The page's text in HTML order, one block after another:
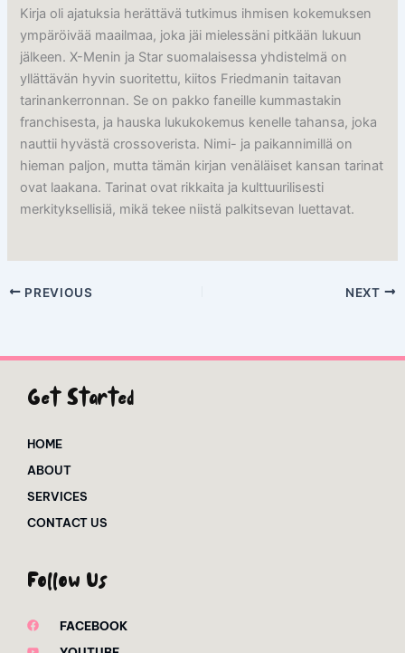
Kirja oli ajatuksia herättävä tutkimus ihmisen kokemuksen
ympäröivää maailmaa, joka jäi mielessäni pitkään lukuun
jälkeen. X-Menin ja Star suomalaisessa yhdistelmä on
yllättävän hyvin suoritettu, kiitos Friedmanin taitavan
tarinankerronnan. Se on pakko faneille kummastakin
franchisesta, ja hauska lukukokemus kenelle tahansa, joka
nauttii hyvästä crossoverista. Nimi- ja paikannimillä on
hieman paljon, mutta tämän kirjan venäläiset kansan tarinat
ovat laakana. Tarinat ovat rikkaita ja kulttuurilisesti
merkityksellisiä, mikä tekee niistä palkitsevan luettavat.
PREVIOUS NEXT
Get Started
HOME
ABOUT
SERVICES
CONTACT US
Follow Us
FACEBOOK